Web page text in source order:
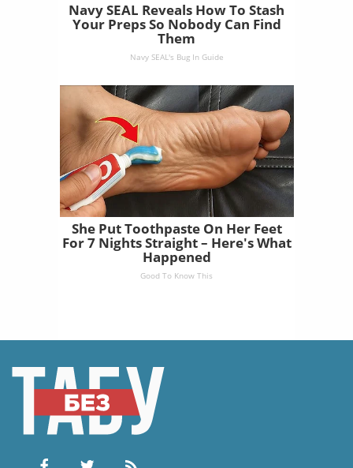
Navy SEAL Reveals How To Stash
Your Preps So Nobody Can Find
Them
Navy SEAL's Bug In Guide
She Put Toothpaste On Her Feet
For 7 Nights Straight – Here's What
Happened
Good To Know This